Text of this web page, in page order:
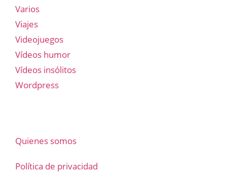
Varios
Viajes
Videojuegos
Vídeos humor
Vídeos insólitos
Wordpress
Quienes somos
Política de privacidad